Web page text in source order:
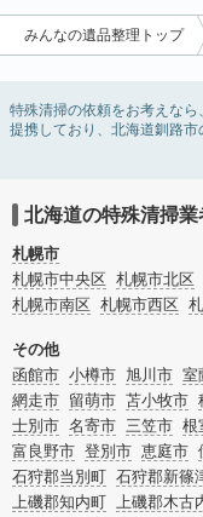
みんなの遺品整理トップ
特殊清掃の依頼をお考えな
提携しており、北海道釧路
孤独死・孤立死に伴う不用
ムによる原状回復・オゾン
など絞り込み条件を利用し検
また故人のご遺族だけでな
のご担当者様でも相談できま
北海道の特殊清掃
札幌市
札幌市中央区 札幌市北区
札幌市南区 札幌市西区
その他
函館市 小樽市 旭川市 室
網走市 留萌市 苫小牧市
士別市 名寄市 三笠市 根
富良野市 登別市 恵庭市
石狩郡当別町 石狩郡新篠
上磯郡知内町 上磯郡木古